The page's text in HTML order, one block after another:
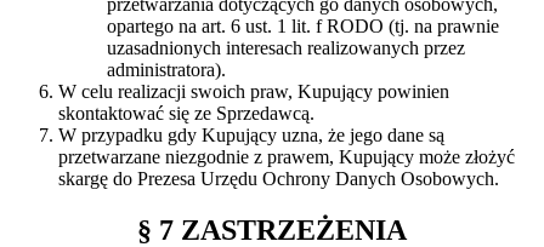
opartego na art. 6 ust. 1 lit. f RODO (tj. na prawnie
uzasadnionych interesach realizowanych przez
administratora).
W celu realizacji swoich praw, Kupujący powinien
skontaktować się ze Sprzedawcą.
W przypadku gdy Kupujący uzna, że jego dane są
przetwarzane niezgodnie z prawem, Kupujący może złożyć
skargę do Prezesa Urzędu Ochrony Danych Osobowych.
§ 7 ZASTRZEŻENIA